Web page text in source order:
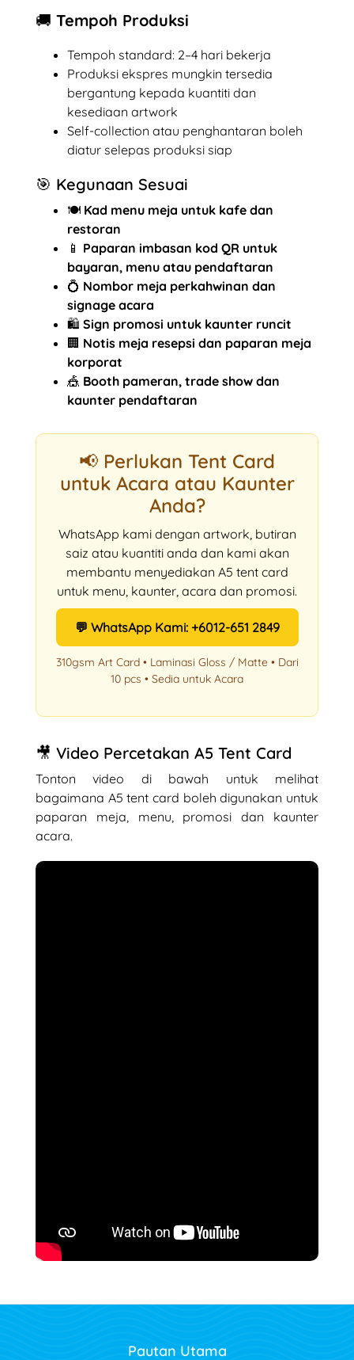
🚚 Tempoh Produksi
Tempoh standard: 2–4 hari bekerja
Produksi ekspres mungkin tersedia
bergantung kepada kuantiti dan
kesediaan artwork
Self-collection atau penghantaran boleh
diatur selepas produksi siap
🎯 Kegunaan Sesuai
🍽️ Kad menu meja untuk kafe dan
restoran
📱 Paparan imbasan kod QR untuk
bayaran, menu atau pendaftaran
💍 Nombor meja perkahwinan dan
signage acara
🛍️ Sign promosi untuk kaunter runcit
🏢 Notis meja resepsi dan paparan meja
korporat
🎪 Booth pameran, trade show dan
kaunter pendaftaran
📢 Perlukan Tent Card
untuk Acara atau Kaunter
Anda?
WhatsApp kami dengan artwork, butiran
saiz atau kuantiti anda dan kami akan
membantu menyediakan A5 tent card
untuk menu, kaunter, acara dan promosi.
💬 WhatsApp Kami: +6012-651 2849
310gsm Art Card • Laminasi Gloss / Matte • Dari
10 pcs • Sedia untuk Acara
🎥 Video Percetakan A5 Tent Card
Tonton video di bawah untuk melihat
bagaimana A5 tent card boleh digunakan untuk
paparan meja, menu, promosi dan kaunter
acara.
Pautan Utama